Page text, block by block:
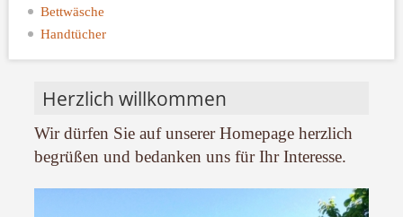
Bettwäsche
Handtücher
Herzlich willkommen
Wir dürfen Sie auf unserer Homepage herzlich
begrüßen und bedanken uns für Ihr Interesse.